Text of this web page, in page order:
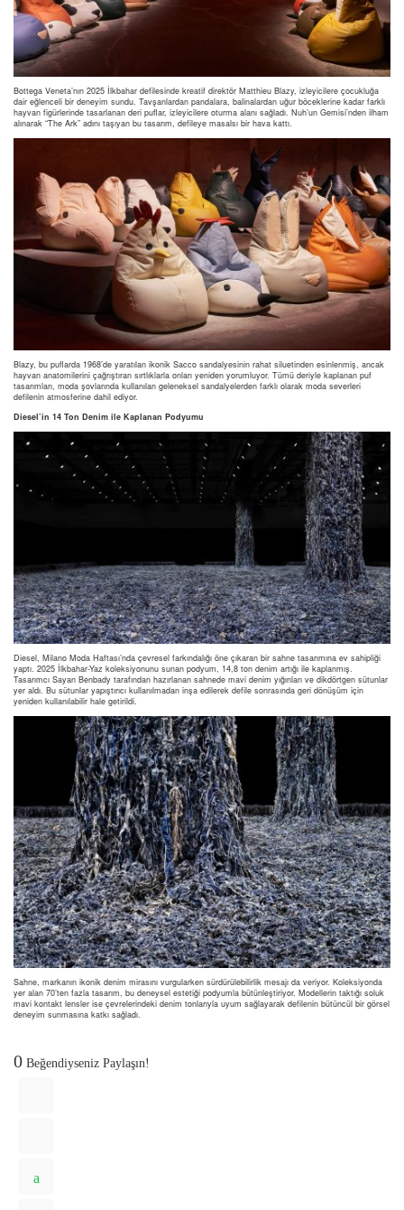
Bottega Veneta’nın 2025 İlkbahar defilesinde kreatif direktör Matthieu Blazy, izleyicilere çocukluğa
dair eğlenceli bir deneyim sundu. Tavşanlardan pandalara, balinalardan uğur böceklerine kadar farklı
hayvan figürlerinde tasarlanan deri puflar, izleyicilere oturma alanı sağladı. Nuh’un Gemisi’nden ilham
alınarak “The Ark” adını taşıyan bu tasarım, defileye masalsı bir hava kattı.
Blazy, bu puflarda 1968’de yaratılan ikonik Sacco sandalyesinin rahat siluetinden esinlenmiş, ancak
hayvan anatomilerini çağrıştıran sırtlıklarla onları yeniden yorumluyor. Tümü deriyle kaplanan puf
tasarımları, moda şovlarında kullanılan geleneksel sandalyelerden farklı olarak moda severleri
defilenin atmosferine dahil ediyor.
Diesel’in 14 Ton Denim ile Kaplanan Podyumu
Diesel, Milano Moda Haftası’nda çevresel farkındalığı öne çıkaran bir sahne tasarımına ev sahipliği
yaptı. 2025 İlkbahar-Yaz koleksiyonunu sunan podyum, 14,8 ton denim artığı ile kaplanmış.
Tasarımcı Sayan Benbady tarafından hazırlanan sahnede mavi denim yığınları ve dikdörtgen sütunlar
yer aldı. Bu sütunlar yapıştırıcı kullanılmadan inşa edilerek defile sonrasında geri dönüşüm için
yeniden kullanılabilir hale getirildi.
Sahne, markanın ikonik denim mirasını vurgularken sürdürülebilirlik mesajı da veriyor. Koleksiyonda
yer alan 70’ten fazla tasarım, bu deneysel estetiği podyumla bütünleştiriyor. Modellerin taktığı soluk
mavi kontakt lensler ise çevrelerindeki denim tonlarıyla uyum sağlayarak defilenin bütüncül bir görsel
deneyim sunmasına katkı sağladı.
0 Beğendiyseniz Paylaşın!